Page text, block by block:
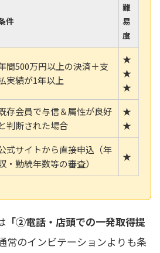
件
難
易
度
間500万円以上の決済＋支
実績が1年以上
★
★
★
存会員で与信＆属性が良好
と判断された場合
★
★
式サイトから直接申込（年
・勤続年数等の審査）
★
「②電話・店頭での一発取得提
常のインビテーションよりも条